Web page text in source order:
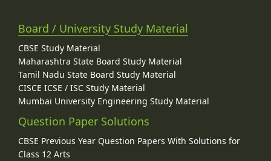
Board / University Study Material
CBSE Study Material
Maharashtra State Board Study Material
Tamil Nadu State Board Study Material
CISCE ICSE / ISC Study Material
Mumbai University Engineering Study Material
Question Paper Solutions
CBSE Previous Year Question Papers With Solutions for
Class 12 Arts